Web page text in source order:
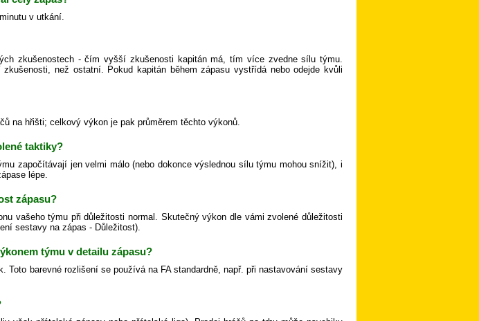
v utkání.
zkušenostech - čím vyšší zkušenosti kapitán má, tím více zvedne sílu týmu.
než ostatní. Pokud kapitán během zápasu vystřídá nebo odejde kvůli
na hřišti; celkový výkon je pak průměrem těchto výkonů.
taktiky?
započítávají jen velmi málo (nebo dokonce výslednou sílu týmu mohou snížit), i
lépe.
zápasu?
vašeho týmu při důležitosti normal. Skutečný výkon dle vámi zvolené důležitosti
sestavy na zápas - Důležitost).
týmu v detailu zápasu?
Toto barevné rozlišení se používá na FA standardně, např. při nastavování sestavy